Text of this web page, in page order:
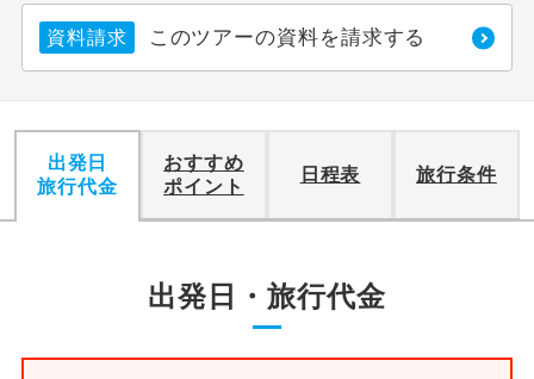
資料請求 このツアーの資料を請求する
出発日
旅行代金
おすすめ
ポイント
日程表 旅行条件
出発日・旅行代金